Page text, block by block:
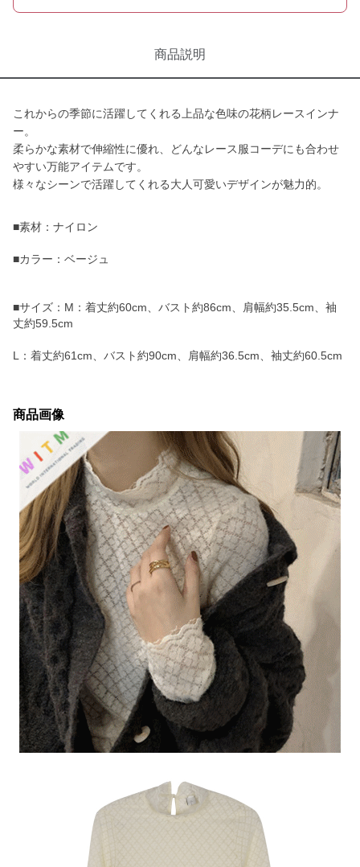
商品説明
これからの季節に活躍してくれる上品な色味の花柄レースインナ
ー。
柔らかな素材で伸縮性に優れ、どんなレース服コーデにも合わせ
やすい万能アイテムです。
様々なシーンで活躍してくれる大人可愛いデザインが魅力的。
■素材：ナイロン
■カラー：ベージュ
■サイズ：M：着丈約60cm、バスト約86cm、肩幅約35.5cm、袖
丈約59.5cm
L：着丈約61cm、バスト約90cm、肩幅約36.5cm、袖丈約60.5cm
商品画像